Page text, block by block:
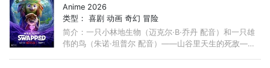
第660集
第659集
第657集
第656集
第655集
Anime 2026
类型：喜剧 动画 奇幻 冒险
简介：一只小林地生物（迈克尔·B·乔丹 配音）和一只雄
伟的鸟（朱诺·坦普尔 配音）——山谷里天生的死敌——